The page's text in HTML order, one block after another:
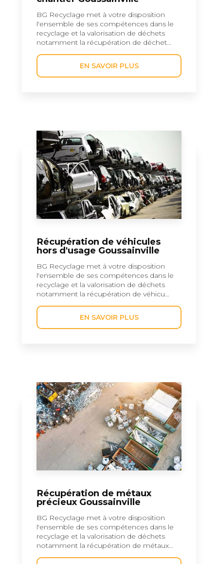
BG Recyclage met à votre disposition
l'ensemble de ses compétences dans le
recyclage et la valorisation de déchets
notamment la récupération de déchet...
EN SAVOIR PLUS
Récupération de véhicules
hors d'usage Goussainville
BG Recyclage met à votre disposition
l'ensemble de ses compétences dans le
recyclage et la valorisation de déchets
notamment la récupération de véhicu...
EN SAVOIR PLUS
Récupération de métaux
précieux Goussainville
BG Recyclage met à votre disposition
l'ensemble de ses compétences dans le
recyclage et la valorisation de déchets
notamment la récupération de métaux...